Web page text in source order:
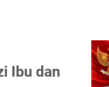
Ibu dan